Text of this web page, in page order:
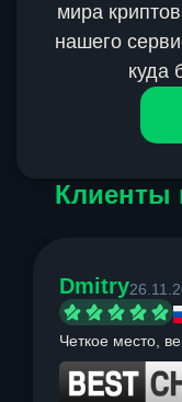
мира
нашего
куда
Клиенты
Dmitry
Четкое место,